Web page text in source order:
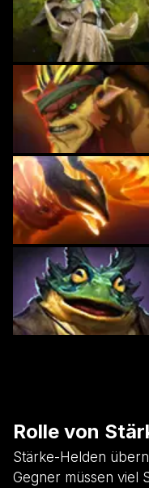
Rolle von
Stärke-Helden
Gegner müssen viel